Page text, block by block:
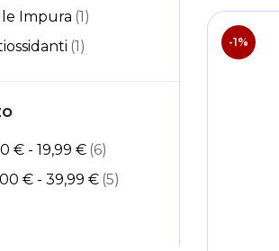
-1%
Impura 1Elemento
1Elemento
€ - 19,99 € 6articoli
€ - 39,99 € 5articoli